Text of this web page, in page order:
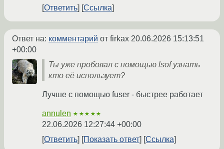
Ответить Ссылка
Ответ на: комментарий от firkax 20.06.2026 15:13:51
+00:00
Ты уже пробовал с помощью lsof узнать
кто её использует?
Лучше с помощью fuser - быстрее работает
annulen ★★★★★
22.06.2026 12:27:44 +00:00
Ответить
Показать ответ Ссылка